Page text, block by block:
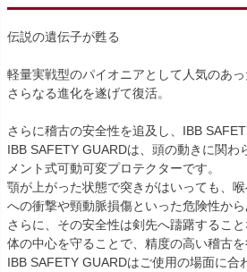
伝説の遺伝子が甦る
軽量実戦型のパイオニアとして人気のあっ
さらなる進化を遂げて復活。
さらに稽古の安全性を追及し、IBB
IBB SAFETY GUARDは、頭の動きに関わ
メント式可動可変プロテクターです。
顎が上がった状態で突きがはいっても、
への衝撃や頸動脈損傷といった危険性から
さらに、その安全性は剣先へ躊躇するこ
体の中心を守ることで、精度の高い稽古を
IBB SAFETY GUARDはご使用の場面に合